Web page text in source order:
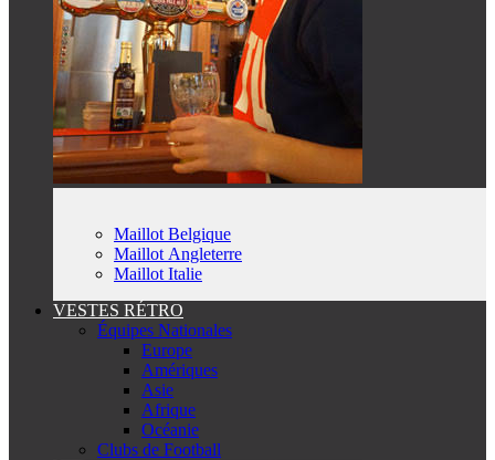
Maillot Belgique
Maillot Angleterre
Maillot Italie
VESTES RÉTRO
Équipes Nationales
Europe
Amériques
Asie
Afrique
Océanie
Clubs de Football